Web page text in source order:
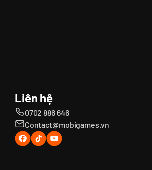
Liên hệ
0702 886 646
Contact@mobigames.vn